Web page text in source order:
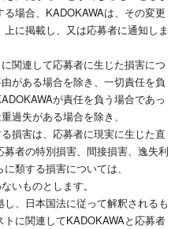
場合、KADOKAWAは、その変更
に掲載し、又は応募者に通知しま
関連して応募者に生じた損害につ
がある場合を除き、一切責任を負
が責任を負う場合であっ
過失がある場合を除き、
損害は、応募者に現実に生じた直
者の特別損害、間接損害、逸失利
類する損害については、
いものとします。
、日本国法に従って解釈されるも
に関連してKADOKAWAと応募者